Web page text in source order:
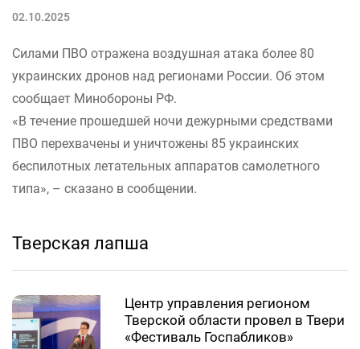
02.10.2025
Силами ПВО отражена воздушная атака более 80
украинских дронов над регионами России. Об этом
сообщает Минобороны РФ.
«В течение прошедшей ночи дежурными средствами
ПВО перехвачены и уничтожены 85 украинских
беспилотных летательных аппаратов самолетного
типа», – сказано в сообщении.
Тверская лапша
Центр управления регионом
Тверской области провел в Твери
«Фестиваль Госпабликов»